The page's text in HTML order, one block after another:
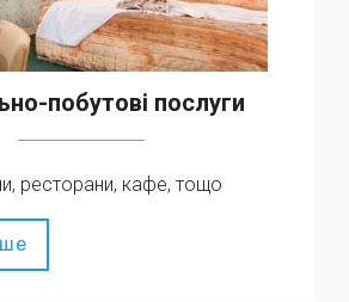
побутові послуги
ресторани, кафе, тощо